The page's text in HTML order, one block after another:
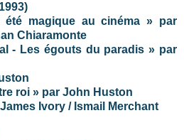
été magique au cinéma » par
Chiaramonte
- Les égouts du paradis » par
roi » par John Huston
Ivory / Ismail Merchant